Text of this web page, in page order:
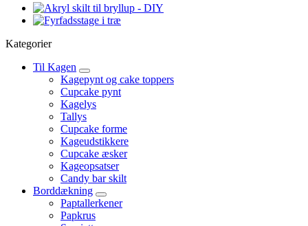
Kategorier
Til Kagen
Kagepynt og cake toppers
Cupcake pynt
Kagelys
Tallys
Cupcake forme
Kageudstikkere
Cupcake æsker
Kageopsatser
Candy bar skilt
Borddækning
Paptallerkener
Papkrus